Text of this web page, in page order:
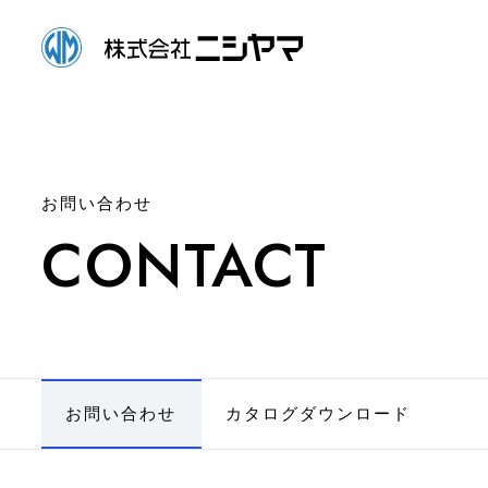
お問い合わせ
CONTACT
お問い合わせ カタログダウンロード